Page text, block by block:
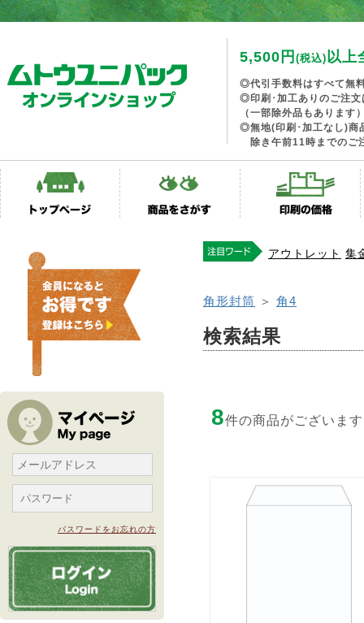
5,500円 (税込)以上
◎代引手数料はすべて無
◎印刷･加工ありのご注文
（一部除外品もあります
◎無地(印刷･加工なし)商
除き午前11時までのご
パスワードをお忘れの方
アウトレット 集
角形封筒 ＞ 角4
検索結果
8件の商品がございま